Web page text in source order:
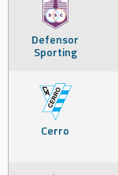
Defensor
Sporting
Cerro